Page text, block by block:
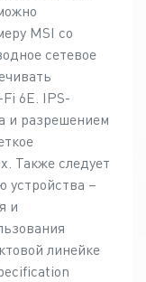
MSI со
сетевое
6E. IPS-
и разрешением
Также следует
устройства –
и
линейке